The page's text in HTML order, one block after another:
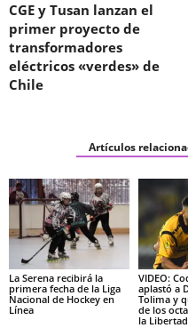
CGE y Tusan lanzan el
primer proyecto de
transformadores
eléctricos «verdes» de
Chile
Artículos
La Serena recibirá la
primera fecha de la Liga
Nacional de Hockey en
Línea
VIDEO:
aplastó a
Tolima y
de los
la